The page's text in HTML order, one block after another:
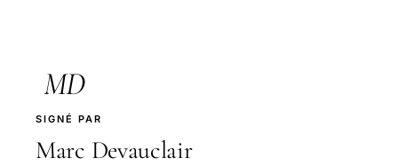
MD
SIGNÉ PAR
Marc Devauclair